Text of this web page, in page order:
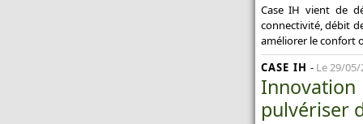
Case IH vient de
connectivité, débit
améliorer le confort
CASE IH - Le 29/05/
Innovation
pulvériser